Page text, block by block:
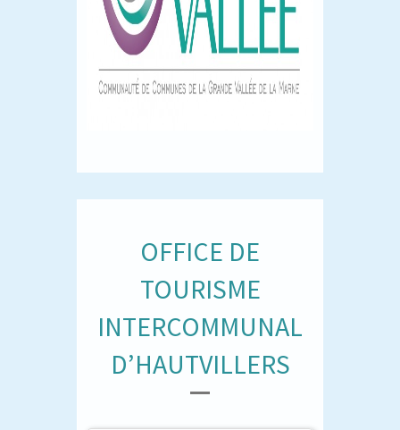
OFFICE DE
TOURISME
INTERCOMMUNAL
D’HAUTVILLERS